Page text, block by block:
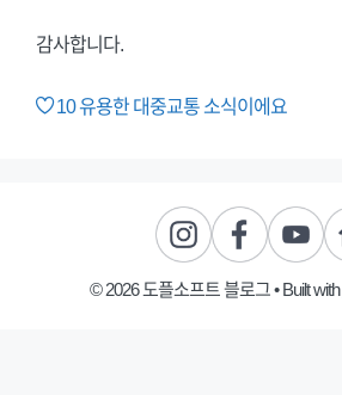
감사합니다.
10유용한 대중교통 소식이에요
© 2026 도플소프트 블로그• Built with